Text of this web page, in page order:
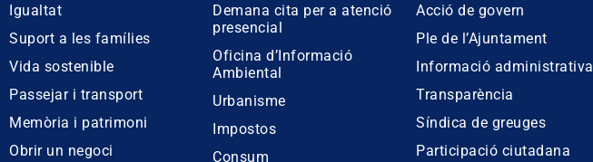
Igualtat
Suport a les famílies
Vida sostenible
Passejar i transport
Memòria i patrimoni
Obrir un negoci
Demana cita per a atenció
presencial
Oficina d’Informació
Ambiental
Urbanisme
Impostos
Consum
Acció de govern
Ple de l’Ajuntament
Informació administrativa
Transparència
Síndica de greuges
Participació ciutadana